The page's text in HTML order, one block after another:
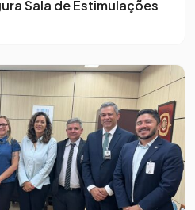
Sala de Estimulações